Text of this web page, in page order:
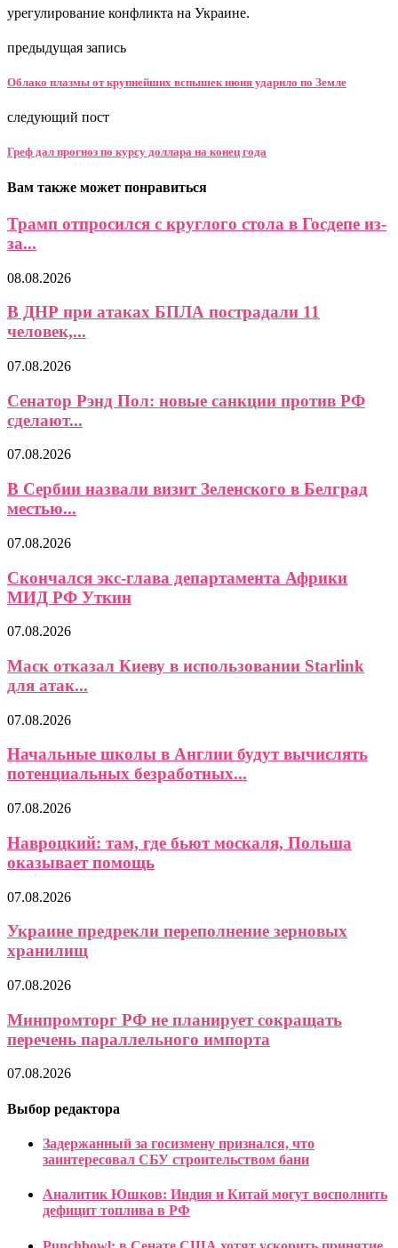
урегулирование конфликта на Украине.
предыдущая запись
Облако плазмы от крупнейших вспышек июня ударило по Земле
следующий пост
Греф дал прогноз по курсу доллара на конец года
Вам также может понравиться
Трамп отпросился с круглого стола в Госдепе из-
за...
08.08.2026
В ДНР при атаках БПЛА пострадали 11
человек,...
07.08.2026
Сенатор Рэнд Пол: новые санкции против РФ
сделают...
07.08.2026
В Сербии назвали визит Зеленского в Белград
местью...
07.08.2026
Скончался экс-глава департамента Африки
МИД РФ Уткин
07.08.2026
Маск отказал Киеву в использовании Starlink
для атак...
07.08.2026
Начальные школы в Англии будут вычислять
потенциальных безработных...
07.08.2026
Навроцкий: там, где бьют москаля, Польша
оказывает помощь
07.08.2026
Украине предрекли переполнение зерновых
хранилищ
07.08.2026
Минпромторг РФ не планирует сокращать
перечень параллельного импорта
07.08.2026
Выбор редактора
Задержанный за госизмену признался, что
заинтересовал СБУ строительством бани
Аналитик Юшков: Индия и Китай могут восполнить
дефицит топлива в РФ